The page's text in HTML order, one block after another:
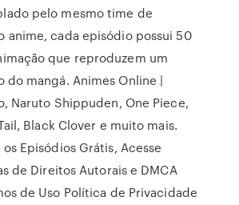
pelo mesmo time de
anime, cada episódio possui 50
que reproduzem um
do mangá. Animes Online |
Naruto Shippuden, One Piece,
Black Clover e muito mais.
Episódios Grátis, Acesse
de Direitos Autorais e DMCA
de Uso Política de Privacidade